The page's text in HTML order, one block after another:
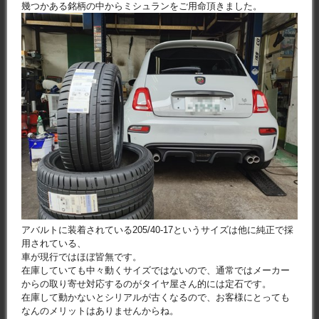
幾つかある銘柄の中からミシュランをご用命頂きました。
アバルトに装着されている205/40-17というサイズは他に純正で採
用されている、
車が現行ではほぼ皆無です。
在庫していても中々動くサイズではないので、通常ではメーカー
からの取り寄せ対応するのがタイヤ屋さん的には定石です。
在庫して動かないとシリアルが古くなるので、お客様にとっても
なんのメリットはありませんからね。